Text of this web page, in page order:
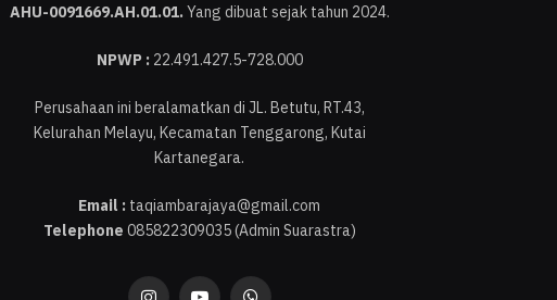
AHU-0091669.AH.01.01.Yang dibuat sejak tahun 2024.
NPWP :22.491.427.5-728.000
Perusahaan ini beralamatkan di JL. Betutu, RT.43,
Kelurahan Melayu, Kecamatan Tenggarong, Kutai
Kartanegara.
Email : taqiambarajaya@gmail.com
Telephone 085822309035 (Admin Suarastra)